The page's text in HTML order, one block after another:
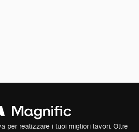
per realizzare i tuoi migliori lavori. Oltre